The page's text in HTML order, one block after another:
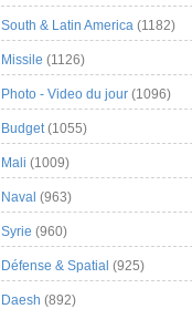
South & Latin America (1182)
Missile (1126)
Photo - Video du jour (1096)
Budget(1055)
Mali (1009)
Naval (963)
Syrie (960)
Défense & Spatial (925)
Daesh (892)